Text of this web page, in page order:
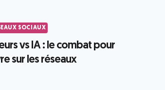
SOCIAUX
vs IA : le combat pour
sur les réseaux